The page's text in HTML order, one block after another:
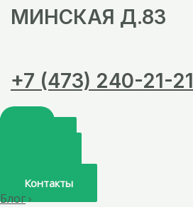
МИНСКАЯ Д.83
+7 (473) 240-21-21
Контакты
Блог›